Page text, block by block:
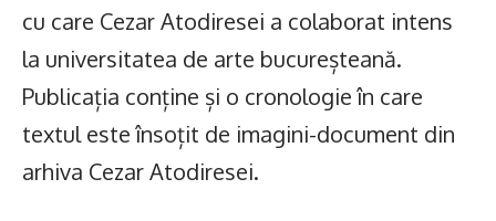
cu care Cezar Atodiresei a colaborat intens
la universitatea de arte bucureșteană.
Publicația conține și o cronologie în care
textul este însoțit de imagini-document din
arhiva Cezar Atodiresei.